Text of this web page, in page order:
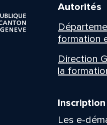
Autorités
formation
Direction
la
Les e-